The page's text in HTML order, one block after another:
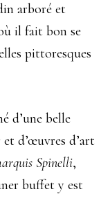
arboré et
il fait bon se
pittoresques
d’une belle
d’œuvres d’art
Spinelli,
buffet y est